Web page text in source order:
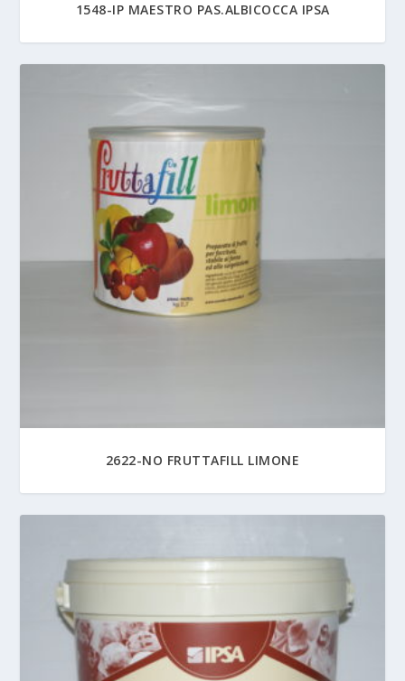
1548-IP MAESTRO PAS.ALBICOCCA IPSA
2622-NO FRUTTAFILL LIMONE